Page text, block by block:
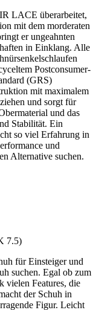
LACE überarbeitet,
mit dem morderaten
er ungeahnten
in Einklang. Alle
Postconsumer-
(GRS)
mit maximalem
und sorgt für
und das
Stabilität. Ein
so viel Erfahrung in
und
Alternative suchen.
7.5)
für Einsteiger und
suchen. Egal ob zum
vielen Features, die
der Schuh in
Figur. Leicht